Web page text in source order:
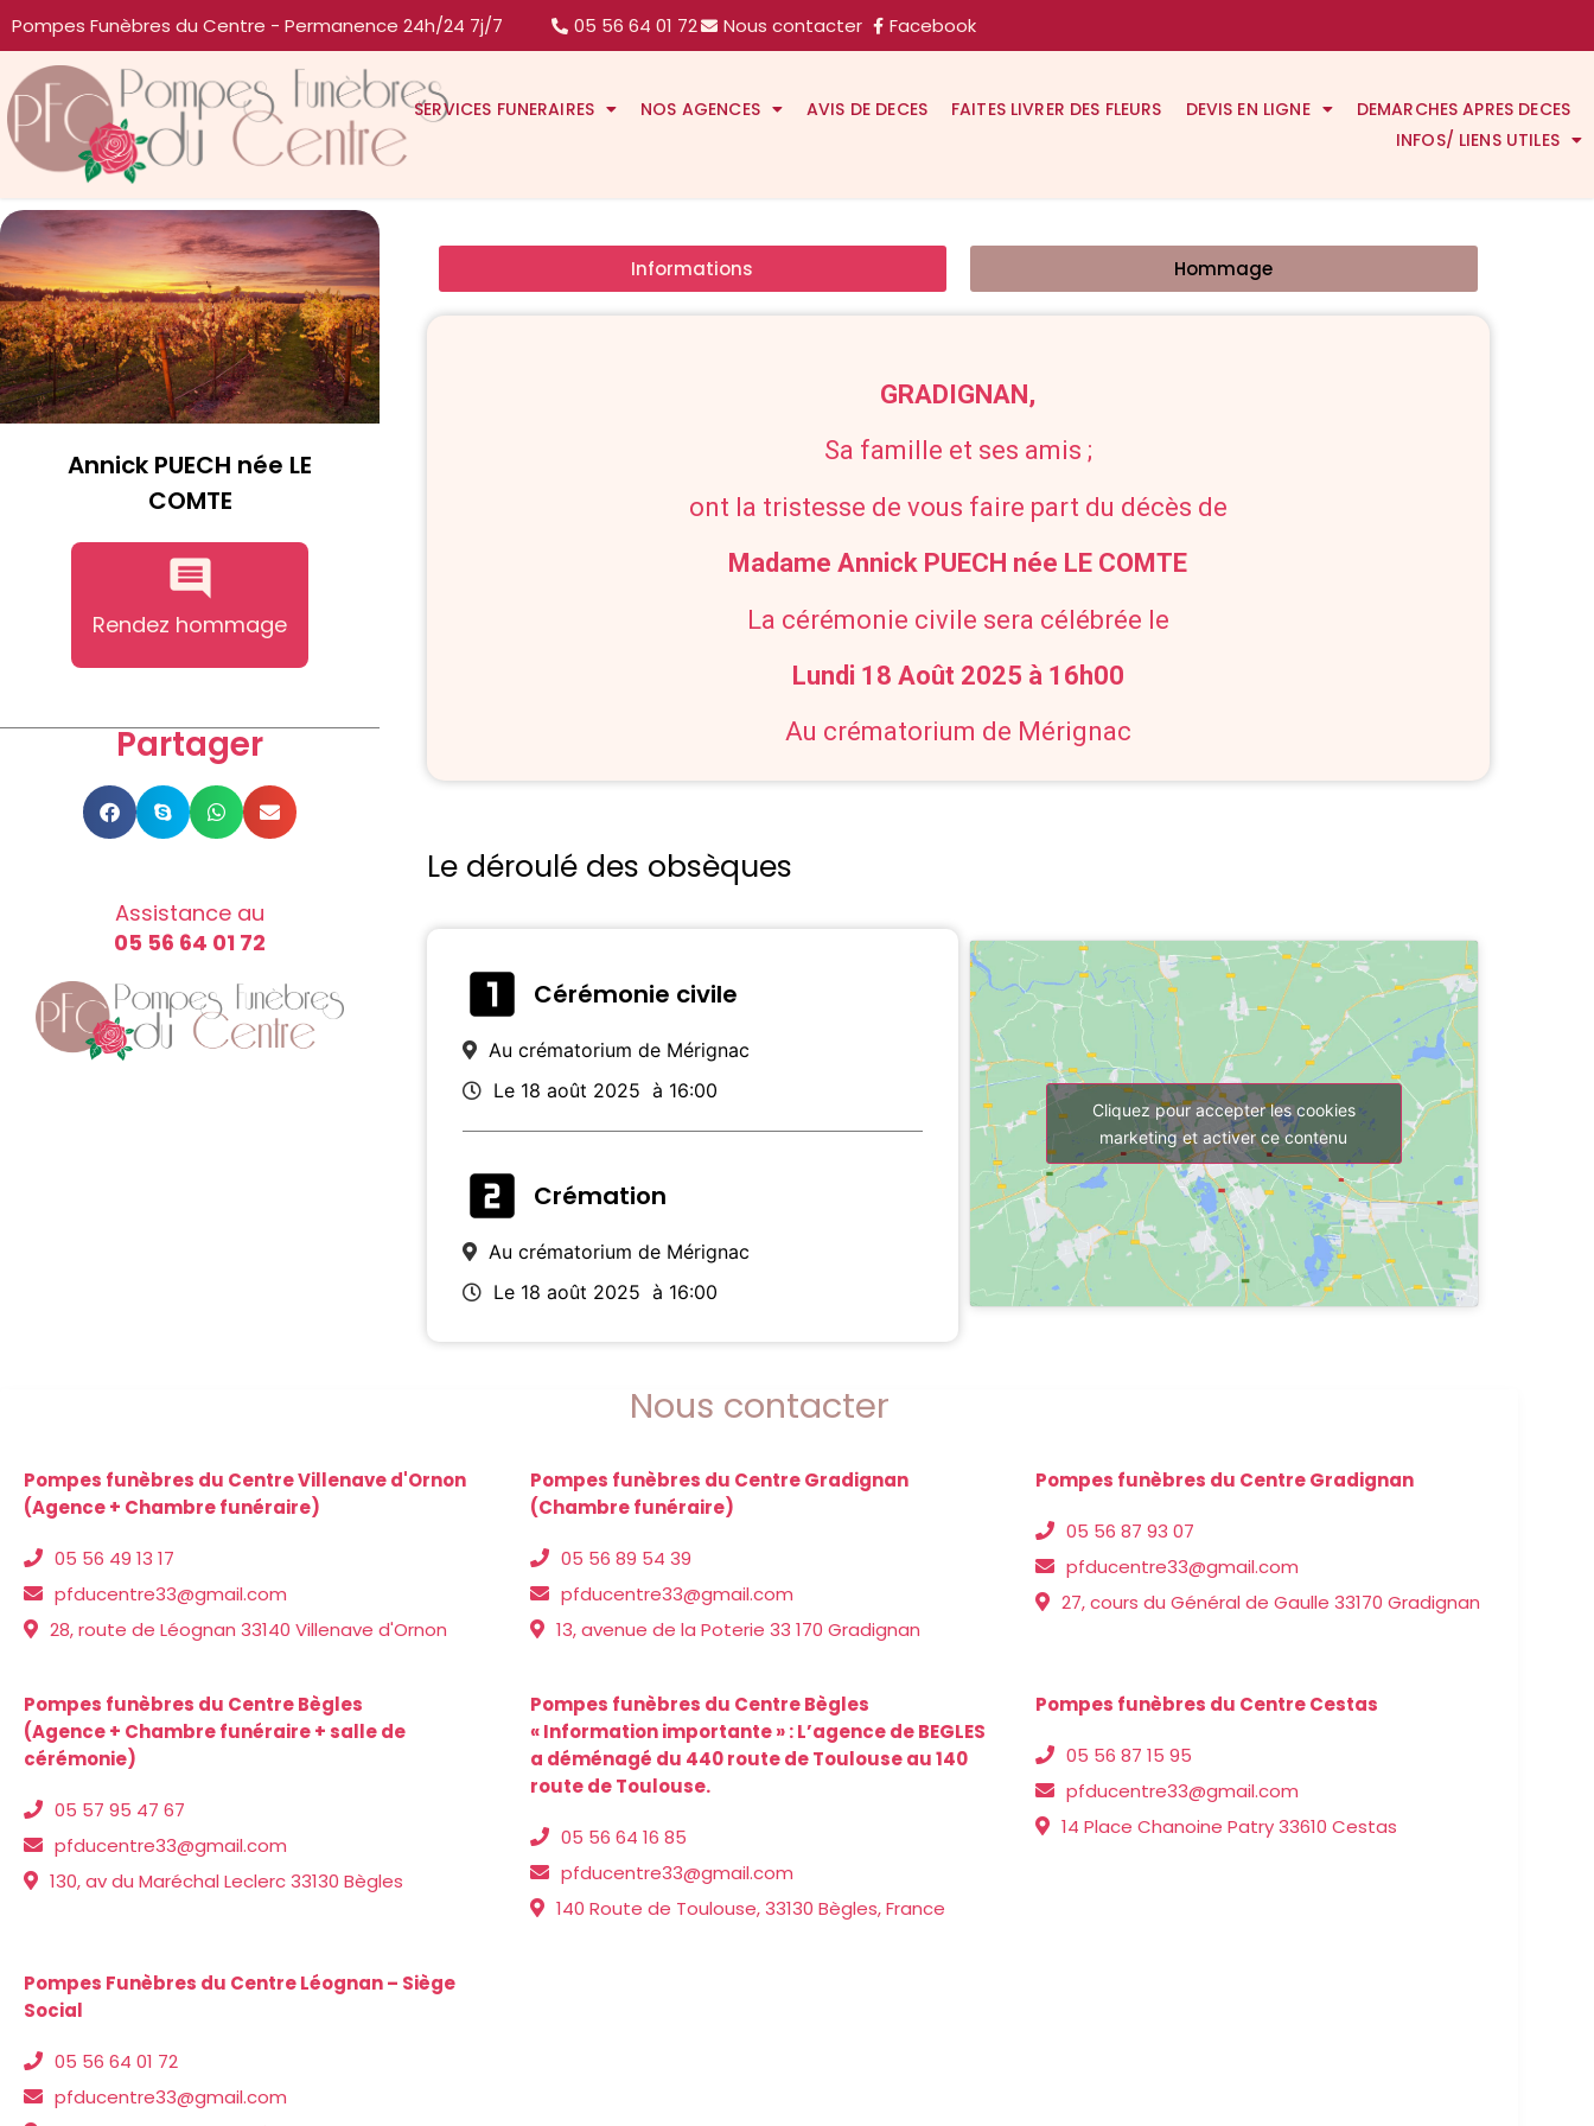
Pompes Funèbres du Centre - Permanence 24h/24 7j/7 05 56 64 01 72 Nous contacter Facebook
SERVICES FUNERAIRES NOS AGENCES AVIS DE DECES FAITES LIVRER DES FLEURS DEVIS EN LIGNE
DEMARCHES APRES DECES
INFOS/ LIENS UTILES
Annick PUECH née LE
COMTE
Rendez hommage
Partager
Assistance au
05 56 64 01 72
Informations Hommage
GRADIGNAN,
Sa famille et ses amis ;
ont la tristesse de vous faire part du décès de
Madame Annick PUECH née LE COMTE
La cérémonie civile sera célébrée le
Lundi 18 Août 2025 à 16h00
Au crématorium de Mérignac
Le déroulé des obsèques
Cérémonie civile
Au crématorium de Mérignac
Le 18 août 2025 à 16:00
Crémation
Au crématorium de Mérignac
Le 18 août 2025 à 16:00
Cliquez pour accepter les cookies
marketing et activer ce contenu
Nous contacter
Pompes funèbres du Centre Villenave d'Ornon
(Agence + Chambre funéraire)
05 56 49 13 17
pfducentre33@gmail.com
28, route de Léognan 33140 Villenave d'Ornon
Pompes funèbres du Centre Gradignan
(Chambre funéraire)
05 56 89 54 39
pfducentre33@gmail.com
13, avenue de la Poterie 33 170 Gradignan
Pompes funèbres du Centre Gradignan
05 56 87 93 07
pfducentre33@gmail.com
27, cours du Général de Gaulle 33170 Gradignan
Pompes funèbres du Centre Bègles
(Agence + Chambre funéraire + salle de
cérémonie)
05 57 95 47 67
pfducentre33@gmail.com
130, av du Maréchal Leclerc 33130 Bègles
Pompes funèbres du Centre Bègles
« Information importante » : L’agence de BEGLES
a déménagé du 440 route de Toulouse au 140
route de Toulouse.
05 56 64 16 85
pfducentre33@gmail.com
140 Route de Toulouse, 33130 Bègles, France
Pompes funèbres du Centre Cestas
05 56 87 15 95
pfducentre33@gmail.com
14 Place Chanoine Patry 33610 Cestas
Pompes Funèbres du Centre Léognan – Siège
Social
05 56 64 01 72
pfducentre33@gmail.com